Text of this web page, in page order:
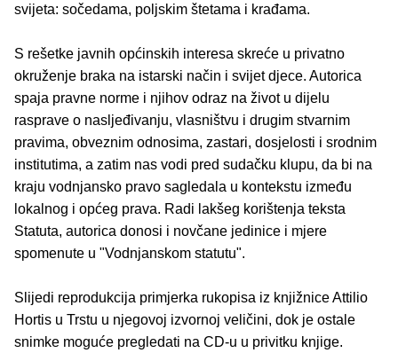
svijeta: sočedama, poljskim štetama i krađama.
S rešetke javnih općinskih interesa skreće u privatno
okruženje braka na istarski način i svijet djece. Autorica
spaja pravne norme i njihov odraz na život u dijelu
rasprave o nasljeđivanju, vlasništvu i drugim stvarnim
pravima, obveznim odnosima, zastari, dosjelosti i srodnim
institutima, a zatim nas vodi pred sudačku klupu, da bi na
kraju vodnjansko pravo sagledala u kontekstu između
lokalnog i općeg prava. Radi lakšeg korištenja teksta
Statuta, autorica donosi i novčane jedinice i mjere
spomenute u "Vodnjanskom statutu".
Slijedi reprodukcija primjerka rukopisa iz knjižnice Attilio
Hortis u Trstu u njegovoj izvornoj veličini, dok je ostale
snimke moguće pregledati na CD-u u privitku knjige.